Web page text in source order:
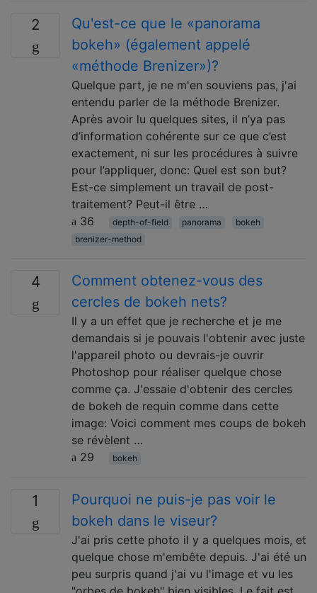
2
Qu'est-ce que le «panorama
bokeh» (également appelé
«méthode Brenizer»)?
Quelque part, je ne m'en souviens pas, j'ai
entendu parler de la méthode Brenizer.
Après avoir lu quelques sites, il n’ya pas
d’information cohérente sur ce que c’est
exactement, ni sur les procédures à suivre
pour l’appliquer, donc: Quel est son but?
Est-ce simplement un travail de post-
traitement? Peut-il être …
36
depth-of-field panorama
bokeh
brenizer-method
4
Comment obtenez-vous des
cercles de bokeh nets?
Il y a un effet que je recherche et je me
demandais si je pouvais l'obtenir avec juste
l'appareil photo ou devrais-je ouvrir
Photoshop pour réaliser quelque chose
comme ça. J'essaie d'obtenir des cercles
de bokeh de requin comme dans cette
image: Voici comment mes coups de bokeh
se révèlent …
29
bokeh
1
Pourquoi ne puis-je pas voir le
bokeh dans le viseur?
J'ai pris cette photo il y a quelques mois, et
quelque chose m'embête depuis. J'ai été un
peu surpris quand j'ai vu l'image et vu les